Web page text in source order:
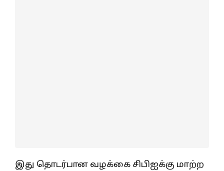
இது தொடர்பான வழக்கை சிபிஐக்கு மாற்ற